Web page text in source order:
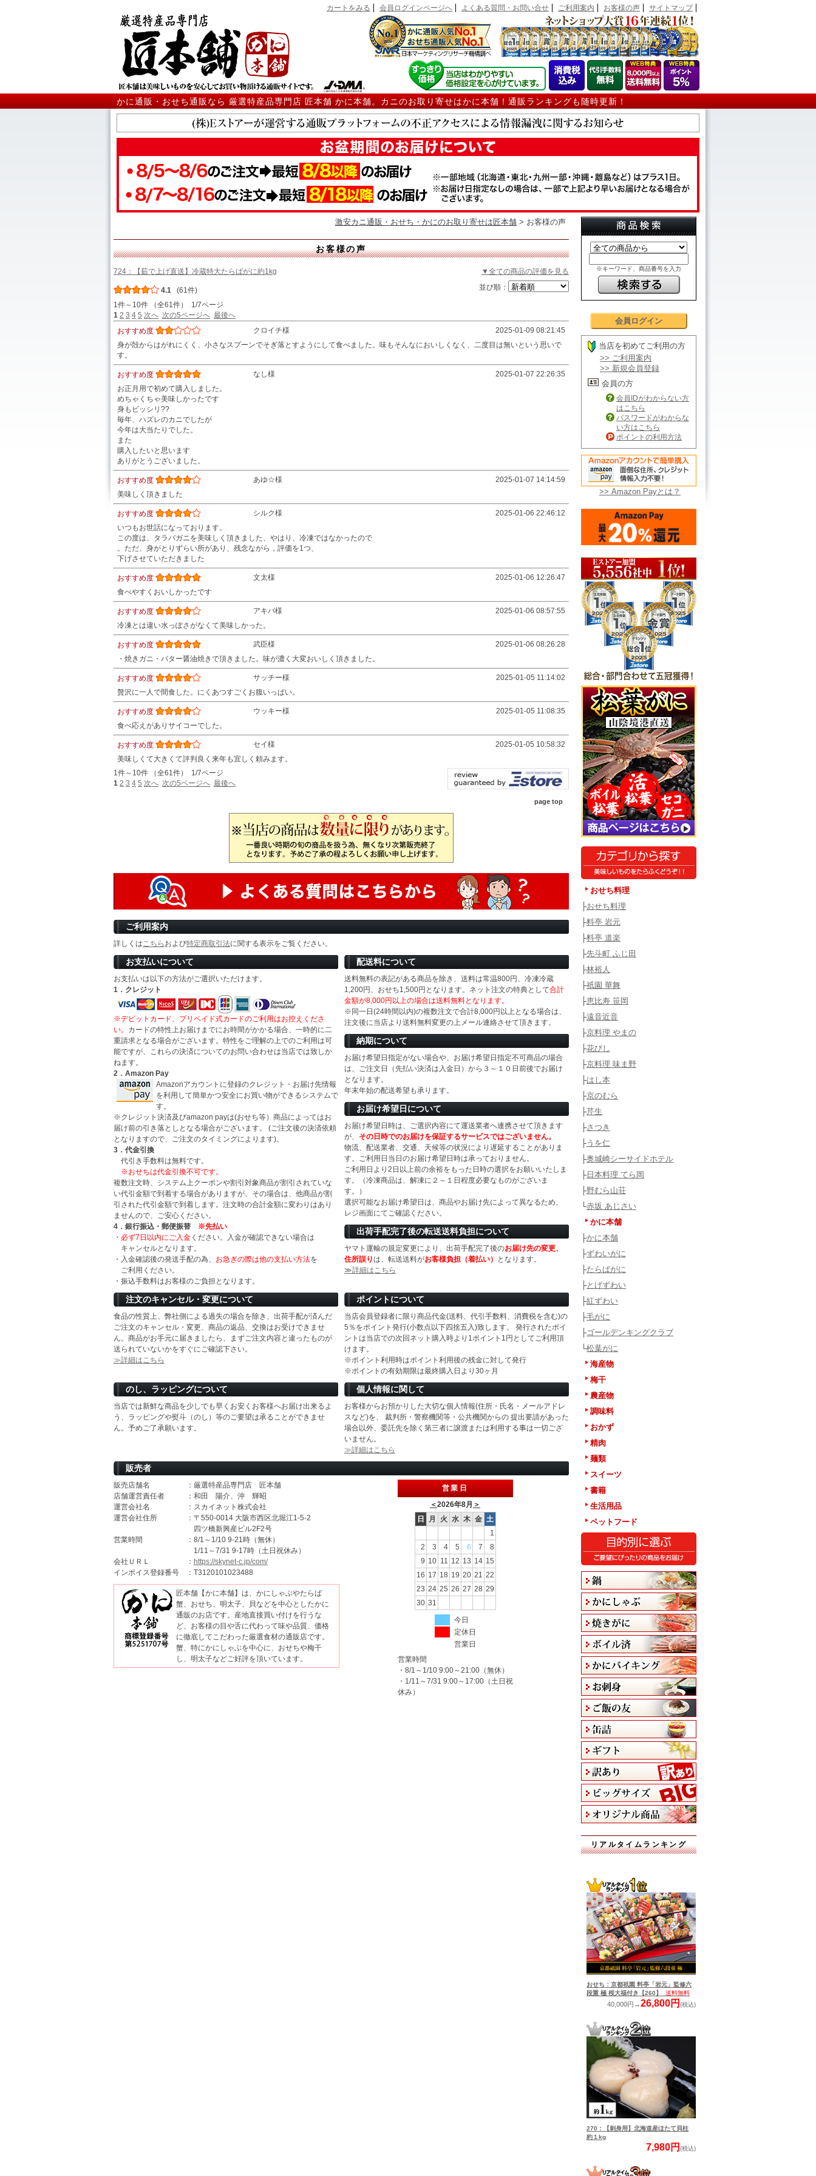
カートをみる 会員ログインページへ よくある質問・お問い合せ ご利用案内 お客様の声 サイトマップ
かに通販・おせち通販なら 厳選特産品専門店 匠本舗 かに本舗。カニのお取り寄せはかに本舗！通販ランキングも随時更新！
※キーワード、商品番号を入力
会員ログイン
当店を初めてご利用の方
>> ご利用案内
>> 新規会員登録
会員の方
会員IDがわからない方
はこちら
パスワードがわからな
い方はこちら
ポイントの利用方法
>> Amazon Payとは？
おせち料理
├おせち料理
├料亭 岩元
├料亭 道楽
├先斗町 ふじ田
├林裕人
├祇園 華舞
├恵比寿 笹岡
├遠音近音
├京料理 やまの
├花びし
├京料理 味ま野
├はし本
├京のむら
├芹生
├さつき
├うを仁
├奥城崎シーサイドホテル
├日本料理 てら岡
├野むら山荘
└赤坂 あじさい
かに本舗
├かに本舗
├ずわいがに
├たらばがに
├とげずわい
├紅ずわい
├毛がに
├ゴールデンキングクラブ
└松葉がに
海産物
梅干
農産物
調味料
おかず
精肉
麺類
スイーツ
書籍
生活用品
ペットフード
リアルタイムランキング
激安カニ通販・おせち・かにのお取り寄せは匠本舗 > お客様の声
お客様の声
724：【茹で上げ直送】冷蔵特大たらばがに約1kg ▼全ての商品の評価を見る
4.1 (61件) 並び順：
1件～10件 （全61件） 1/7ページ
1 2 3 4 5 次へ 次の5ページへ 最後へ
おすすめ度
クロイチ様
2025-01-09 08:21:45
身が殻からはがれにくく、小さなスプーンでそぎ落とすようにして食べました。味もそんなにおいしくなく、二度目は無いという思いで
す。
おすすめ度 なし様
2025-01-07 22:26:35
お正月用で初めて購入しました。
めちゃくちゃ美味しかったです
身もビッシリ??
毎年、ハズレのカニでしたが
今年は大当たりでした。
また
購入したいと思います
ありがとうございました。
おすすめ度 あゆ☆様
2025-01-07 14:14:59
美味しく頂きました
おすすめ度 シルク様
2025-01-06 22:46:12
いつもお世話になっております。
この度は、タラバガニを美味しく頂きました、やはり、冷凍ではなかったので
。ただ、身がとりずらい所があり、残念ながら，評価を1つ、
下げさせていただきました
おすすめ度 文太様
2025-01-06 12:26:47
食べやすくおいしかったです
おすすめ度 アキバ様
2025-01-06 08:57:55
冷凍とは違い水っぽさがなくて美味しかった。
おすすめ度 武臣様
2025-01-06 08:26:28
・焼きガニ・バター醤油焼きで頂きました。味が濃く大変おいしく頂きました。
おすすめ度 サッチー様
2025-01-05 11:14:02
贅沢に一人で間食した。にくあつすごくお腹いっぱい。
おすすめ度 ウッキー様
2025-01-05 11:08:35
食べ応えがありサイコーでした。
おすすめ度 セイ様
2025-01-05 10:58:32
美味しくて大きくて評判良く来年も宜しく頼みます。
1件～10件 （全61件） 1/7ページ
1 2 3 4 5 次へ 次の5ページへ 最後へ
page top
ご利用案内
詳しくはこちら および特定商取引法に関する表示をご覧ください。
お支払いについて
お支払いは以下の方法がご選択いただけます。
1．クレジット
※デビットカード、プリペイド式カードのご利用はお控えくださ
い。 カードの特性上お届けまでにお時間がかかる場合、一時的に二
重請求となる場合がございます。特性をご理解の上でのご利用は可
能ですが、これらの決済についてのお問い合わせは当店では致しか
ねます。
2．Amazon Pay
Amazonアカウントに登録のクレジット・お届け先情報
を利用して簡単かつ安全にお買い物ができるシステムで
す。
※クレジット決済及びamazon payは(おせち等）商品によってはお
届け前の引き落としとなる場合がございます。 (ご注文後の決済依頼
となりますので、ご注文のタイミングによります)。
3．代金引換
代引き手数料は無料です。
※おせちは代金引換不可です。
複数注文時、システム上クーポンや割引対象商品が割引されていな
い代引金額で到着する場合がありますが、その場合は、他商品が割
引された代引金額で到着します。注文時の合計金額に変わりはあり
ませんので、ご安心ください。
4．銀行振込・郵便振替 ※先払い
・ 必ず7日以内にご入金 ください。入金が確認できない場合は
キャンセルとなります。
・入金確認後の発送手配の為、 お急ぎの際は他の支払い方法を
ご利用ください。
・振込手数料はお客様のご負担となります。
配送料について
送料無料の表記がある商品を除き、送料は常温800円、冷凍冷蔵
1,200円、おせち1,500円となります。ネット注文の特典として合計
金額が8,000円以上の場合は送料無料となります。
※同一日(24時間以内)の複数注文で合計8,000円以上となる場合は、
注文後に当店より送料無料変更の上メール連絡させて頂きます。
納期について
お届け希望日指定がない場合や、お届け希望日指定不可商品の場合
は、ご注文日（先払い決済は入金日）から３～１０日前後でお届け
となります。
年末年始の配送希望も承ります。
お届け希望日について
お届け希望日時は、ご選択内容にて運送業者へ連携させて頂きます
が、 その日時でのお届けを保証するサービスではございません。
物流、配送業者、交通、天候等の状況により遅延することがありま
す。ご利用日当日のお届け希望日時は承っておりません。
ご利用日より2日以上前の余裕をもった日時の選択をお願いいたしま
す。（冷凍商品は、解凍に２～１日程度必要なものがございま
す。）
選択可能なお届け希望日は、商品やお届け先によって異なるため、
レジ画面にてご確認ください。
出荷手配完了後の転送送料負担について
ヤマト運輸の規定変更により、出荷手配完了後のお届け先の変更、
住所誤りは、転送送料がお客様負担（着払い）
となります。
≫詳細はこちら
注文のキャンセル・変更について
食品の性質上、弊社側による過失の場合を除き、出荷手配が済んだ
ご注文のキャンセル・変更、商品の返品、交換はお受けできませ
ん。商品がお手元に届きましたら、まずご注文内容と違ったものが
送られていないかをすぐにご確認下さい。
≫詳細はこちら
ポイントについて
当店会員登録者に限り商品代金(送料、代引手数料、消費税を含む)の
5％をポイント発行(小数点以下四捨五入)致します。 発行されたポイ
ントは当店での次回ネット購入時より1ポイント1円としてご利用頂
けます。
※ポイント利用時はポイント利用後の残金に対して発行
※ポイントの有効期限は最終購入日より30ヶ月
のし、ラッピングについて
当店では新鮮な商品を少しでも早くお安くお客様へお届け出来るよ
う、ラッピングや熨斗（のし）等のご要望は承ることができませ
ん。予めご了承願います。
個人情報に関して
お客様からお預かりした大切な個人情報(住所・氏名・メールアドレ
スなど)を、 裁判所・警察機関等・公共機関からの 提出要請があった
場合以外、委託先を除く第三者に譲渡または利用する事は一切ござ
いません。
≫詳細はこちら
販売者
販売店舗名
：厳選特産品専門店 匠本舗
店舗運営責任者
：和田 陽介、沖 輝昭
運営会社名
：スカイネット株式会社
運営会社住所
：〒550-0014 大阪市西区北堀江1-5-2
四ツ橋新興産ビル2F2号
営業時間
：8/1～1/10 9-21時（無休）
1/11～7/31 9-17時（土日祝休み）
会社ＵＲＬ
： https://skynet-c.jp/com/
インボイス登録番号
：T3120101023488
匠本舗【かに本舗】は、かにしゃぶやたらば
蟹、おせち、明太子、貝などを中心としたかに
通販のお店です。産地直接買い付けを行うな
ど、お客様の目や舌に代わって味や品質、価格
に徹底してこだわった厳選食材の通販店です。
蟹、特にかにしゃぶを中心に、おせちや梅干
し、明太子などご好評を頂いています。
営業日
＜2026年8月 ＞
日
月 火 水 木 金 土
1
2
3 4 5 6 7
8
9 10 11 12 13 14 15
16 17 18 19 20 21 22
23 24 25 26 27 28 29
30 31
今日
定休日
営業日
営業時間
・8/1～1/10 9:00～21:00（無休）
・1/11～7/31 9:00～17:00（土日祝
休み）